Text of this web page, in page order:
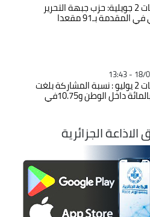
تشريعيات 2 جويلية: حزب جبهة التحرير
بـ91 مقعدا
تشريعيات 2 يوليو : نسبة المشاركة بلغت
21.24 بالمائة داخل الوطن و10.75في
الجزائرية